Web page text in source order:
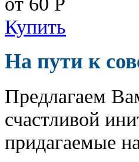
Купить
На пути к
Предлагаем
счастливой
придагаемые